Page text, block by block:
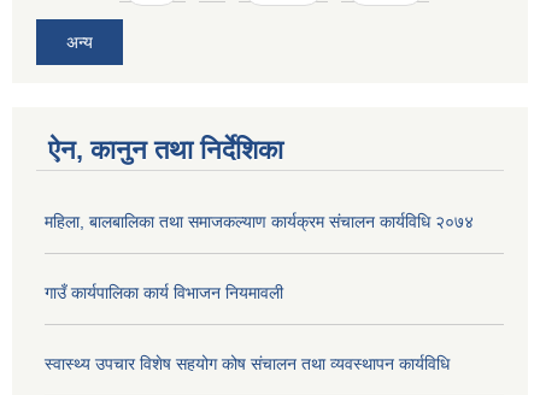
अन्य
ऐन, कानुन तथा निर्देशिका
महिला, बालबालिका तथा समाजकल्याण कार्यक्रम संचालन कार्यविधि २०७४
गाउँ कार्यपालिका कार्य विभाजन नियमावली
स्वास्थ्य उपचार विशेष सहयोग कोष संचालन तथा व्यवस्थापन कार्यविधि